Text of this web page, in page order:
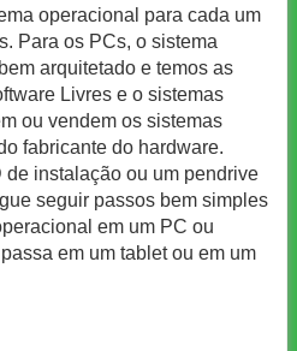
operacional para cada um
Para os PCs, o sistema
arquitetado e temos as
Livres e o sistemas
ou vendem os sistemas
fabricante do hardware.
de instalação ou um pendrive
seguir passos bem simples
em um PC ou
em um tablet ou em um